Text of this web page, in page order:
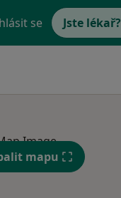
se Jste lékař?
mapu